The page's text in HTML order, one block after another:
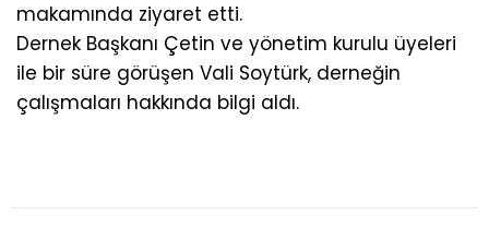
makamında ziyaret etti.
Dernek Başkanı Çetin ve yönetim kurulu üyeleri
ile bir süre görüşen Vali Soytürk, derneğin
çalışmaları hakkında bilgi aldı.